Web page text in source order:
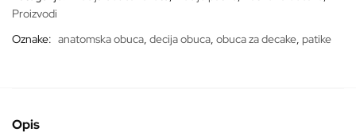
Proizvodi
Oznake: anatomska obuca, decija obuca, obuca za decake, patike
Opis